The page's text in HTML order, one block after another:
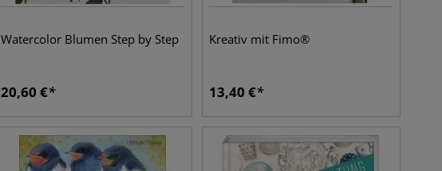
Watercolor Blumen Step by Step
20,60 €
Kreativ mit Fimo®
13,40 €